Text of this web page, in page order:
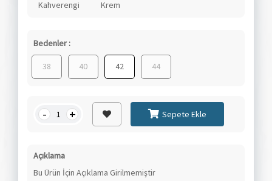
Kahverengi Krem
Bedenler :
38 40 42 44
- + Sepete Ekle
Açıklama
Bu Ürün İçin Açıklama Girilmemiştir